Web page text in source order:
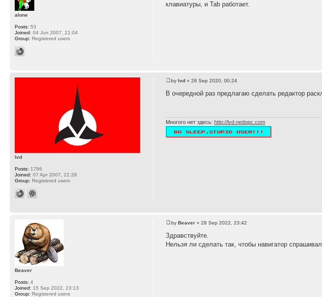
клавиатуры, и Tab работает.
alone
Posts: 53
Joined: 04 Jun 2007, 21:04
Group: Registered users
bylvd » 26 Sep 2020, 00:24
В очередной раз предлагаю сделать редактор
Многого нет здесь:http://lvd.nedopc.com
lvd
Posts: 1786
Joined: 07 Apr 2007, 22:28
Group: Registered users
byBeaver » 28 Sep 2022, 23:42
Здравствуйте.
Нельзя ли сделать так, чтобы навигатор
Beaver
Posts: 4
Joined: 15 Sep 2022, 23:13
Group: Registered users